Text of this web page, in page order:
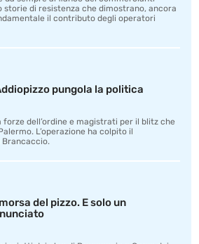
storie di resistenza che dimostrano, ancora
il contributo degli operatori
pungola la politica
dell’ordine e magistrati per il blitz che
L’operazione ha colpito il
Brancaccio.
del pizzo. E solo un